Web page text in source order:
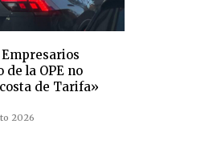
la OPE no
de Tarifa»
2026